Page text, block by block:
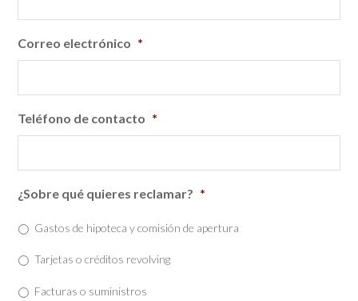
Correo electrónico *
Teléfono de contacto *
¿Sobre qué quieres reclamar? *
Gastos de hipoteca y comisión de apertura
Tarjetas o créditos revolving
Facturas o suministros